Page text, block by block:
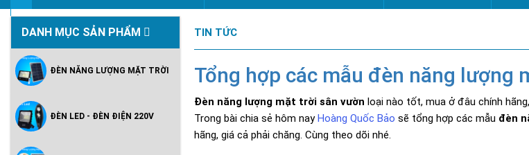
VIDEO ĐÈN PHA ĐIỆN 220V
DANH MỤC SẢN PHẨM
ĐÈN NĂNG LƯỢNG MẶT TRỜI
ĐÈN LED - ĐÈN ĐIỆN 220V
TIN TỨC
Tổng hợp các mẫu đèn năng
Đèn năng lượng mặt trời sân vườn loại nào tốt, mua ở đâu chính
Trong bài chia sẻ hôm nayHoàng Quốc Bảo sẽ tổng hợp các mẫu đèn
hãng, giá cả phải chăng. Cùng theo dõi nhé.